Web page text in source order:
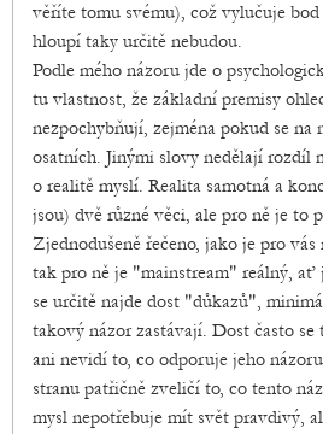
věříte tomu svému), což vylučuje
hloupí taky určitě nebudou.
Podle mého názoru jde o
tu vlastnost, že základní premisy
nezpochybňují, zejména pokud se na
osatních. Jinými slovy nedělají rozdíl
o realitě myslí. Realita samotná a
jsou) dvě různé věci, ale pro ně je to
Zjednodušeně řečeno, jako je pro
tak pro ně je "mainstream" reálný,
se určitě najde dost "důkazů",
takový názor zastávají. Dost často
ani nevidí to, co odporuje jeho
stranu patřičně zveličí to, co tento
mysl nepotřebuje mít svět pravdivý,